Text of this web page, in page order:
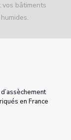
vos bâtiments
en France